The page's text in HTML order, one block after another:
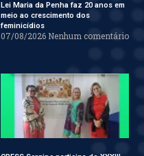
Lei Maria da Penha faz 20 anos em
meio ao crescimento dos
feminicídios
07/08/2026 Nenhum comentário